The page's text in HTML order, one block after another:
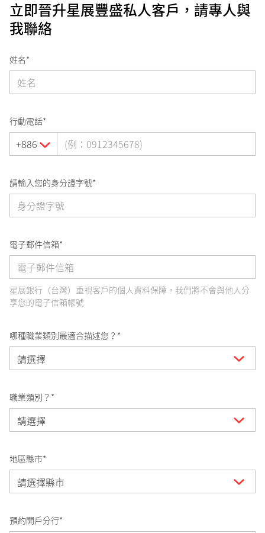
立即晉升星展豐盛私人客戶，請專人與
我聯絡
姓名*
行動電話*
+886
請輸入您的身分證字號*
電子郵件信箱*
星展銀行（台灣）重視客戶的個人資料保障，我們將不會與他人分
享您的電子信箱帳號
哪種職業類別最適合描述您？*
職業類別？*
地區縣市*
預約開戶分行*